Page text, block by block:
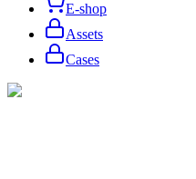
E-shop
Assets
Cases